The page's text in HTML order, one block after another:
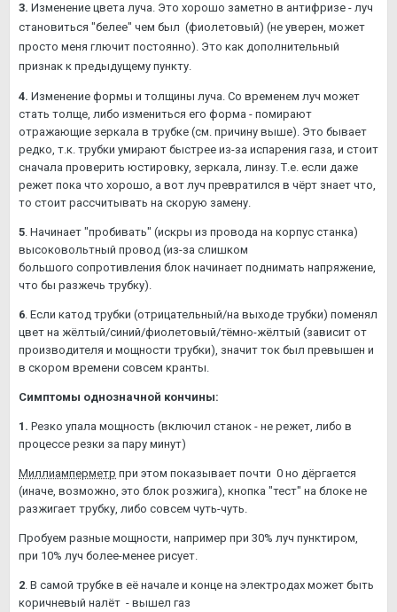
3. Изменение цвета луча. Это хорошо заметно в антифризе - луч
становиться "белее" чем был (фиолетовый) (не уверен, может
просто меня глючит постоянно). Это как дополнительный
признак к предыдущему пункту.
4. Изменение формы и толщины луча. Со временем луч может
стать толще, либо измениться его форма - помирают
отражающие зеркала в трубке (см. причину выше). Это бывает
редко, т.к. трубки умирают быстрее из-за испарения газа, и стоит
сначала проверить юстировку, зеркала, линзу. Т.е. если даже
режет пока что хорошо, а вот луч превратился в чёрт знает что,
то стоит рассчитывать на скорую замену.
5. Начинает "пробивать" (искры из провода на корпус станка)
высоковольтный провод (из-за слишком
большого сопротивления блок начинает поднимать напряжение,
что бы разжечь трубку).
6. Если катод трубки (отрицательный/на выходе трубки) поменял
цвет на жёлтый/синий/фиолетовый/тёмно-жёлтый (зависит от
производителя и мощности трубки), значит ток был превышен и
в скором времени совсем кранты.
Симптомы однозначной кончины:
1. Резко упала мощность (включил станок - не режет, либо в
процессе резки за пару минут)
Миллиамперметр при этом показывает почти 0 но дёргается
(иначе, возможно, это блок розжига), кнопка "тест" на блоке не
разжигает трубку, либо совсем чуть-чуть.
Пробуем разные мощности, например при 30% луч пунктиром,
при 10% луч более-менее рисует.
2. В самой трубке в её начале и конце на электродах может быть
коричневый налёт - вышел газ